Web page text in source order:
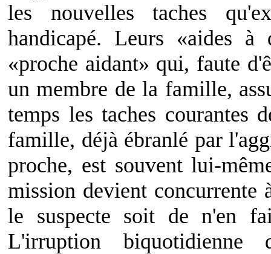
les nouvelles taches
handicapé. Leurs «aides à
«proche aidant» qui, faute
un membre de la famille,
temps les taches courantes
famille, déjà ébranlé par
proche, est souvent lui-
mission devient concurrente
le suspecte soit de n'en
L'irruption